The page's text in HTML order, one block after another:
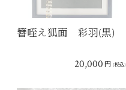
簪咥え狐面 彩羽(黒)
20,000 円 (税込)